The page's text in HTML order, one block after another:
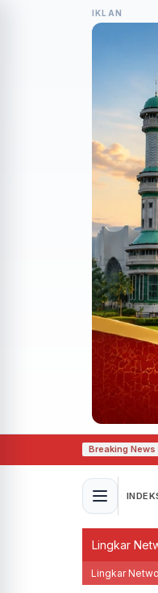
IKLAN
Breaking News
Semarang Perkuat
Lingkar
Lingkar